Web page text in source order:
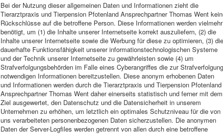
Bei der Nutzung dieser allgemeinen Daten und Informationen zieht die
Tierarztpraxis und Tierpension Pfotenland Ansprechpartner Thomas Went
Rückschlüsse auf die betroffene Person. Diese Informationen werden vielmehr
benötigt, um (1) die Inhalte unserer Internetseite korrekt auszuliefern, (2) die
Inhalte unserer Internetseite sowie die Werbung für diese zu optimieren, (3) die
dauerhafte Funktionsfähigkeit unserer informationstechnologischen Systeme
und der Technik unserer Internetseite zu gewährleisten sowie (4) um
Strafverfolgungsbehörden im Falle eines Cyberangriffes die zur Strafverfolgung
notwendigen Informationen bereitzustellen. Diese anonym erhobenen Daten
und Informationen werden durch die Tierarztpraxis und Tierpension Pfotenland
Ansprechpartner Thomas Went daher einerseits statistisch und ferner mit dem
Ziel ausgewertet, den Datenschutz und die Datensicherheit in unserem
Unternehmen zu erhöhen, um letztlich ein optimales Schutzniveau für die von
uns verarbeiteten personenbezogenen Daten sicherzustellen. Die anonymen
Daten der Server-Logfiles werden getrennt von allen durch eine betroffene